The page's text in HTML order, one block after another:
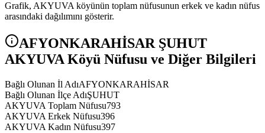
Grafik, AKYUVA köyünün toplam nüfusunun erkek ve kadın nüfus
arasındaki dağılımını gösterir.
AFYONKARAHİSAR ŞUHUT
AKYUVA Köyü Nüfusu ve Diğer Bilgileri
Bağlı Olunan İl AdıAFYONKARAHİSAR
Bağlı Olunan İlçe AdıŞUHUT
AKYUVA Toplam Nüfusu793
AKYUVA Erkek Nüfusu396
AKYUVA Kadın Nüfusu397